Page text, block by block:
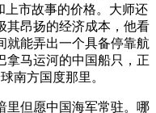
上市故事的价格。大师还
其昂扬的经济成本，他看
就能弄出一个具备停靠航
拿马运河的中国船只，正
南方国度那里。
但愿中国海军常驻。哪